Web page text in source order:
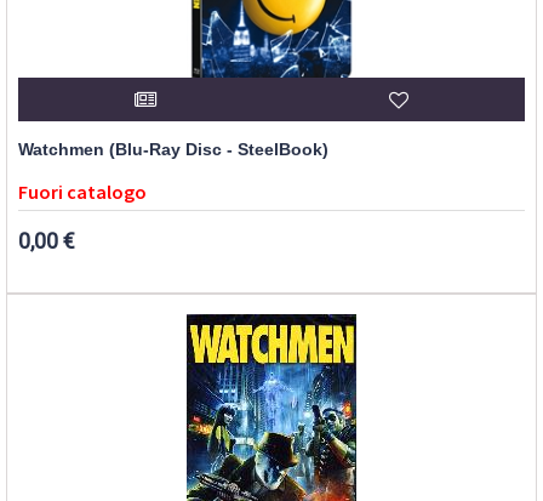
Watchmen (Blu-Ray Disc - SteelBook)
Fuori catalogo
0,00 €